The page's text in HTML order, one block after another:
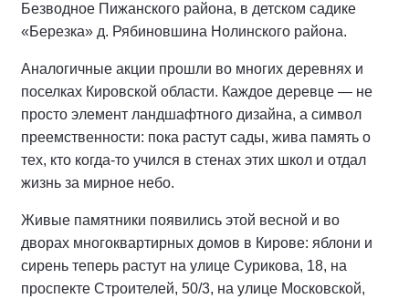
Безводное Пижанского района, в детском садике
«Березка» д. Рябиновшина Нолинского района.
Аналогичные акции прошли во многих деревнях и
поселках Кировской области. Каждое деревце — не
просто элемент ландшафтного дизайна, а символ
преемственности: пока растут сады, жива память о
тех, кто когда-то учился в стенах этих школ и отдал
жизнь за мирное небо.
Живые памятники появились этой весной и во
дворах многоквартирных домов в Кирове: яблони и
сирень теперь растут на улице Сурикова, 18, на
проспекте Строителей, 50/3, на улице Московской,